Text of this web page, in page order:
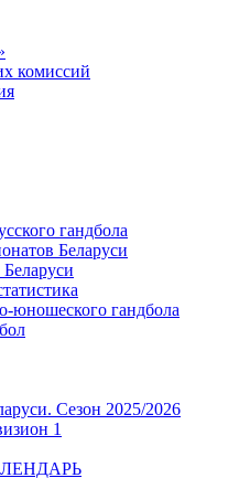
комиссий
гандбола
Беларуси
юношеского гандбола
Сезон 2025/2026
1